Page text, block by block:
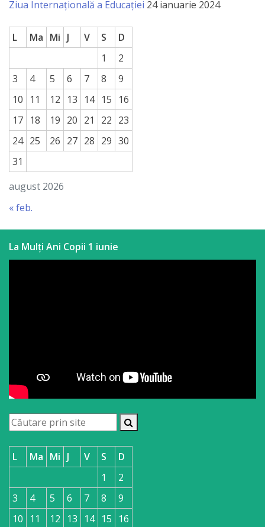
Ziua Internațională a Educației 24 ianuarie 2024
august 2026
L Ma Mi J V S
D
1
2
3
4 5 6 7 8
9
10
11 12 13 14 15
16
17 18 19 20 21 22 23
24 25 26 27 28 29 30
31
« feb.
La Mulți Ani Copii 1 iunie
L Ma Mi J V S
D
1
2
3
4 5 6 7 8
9
10
11 12 13 14 15 16